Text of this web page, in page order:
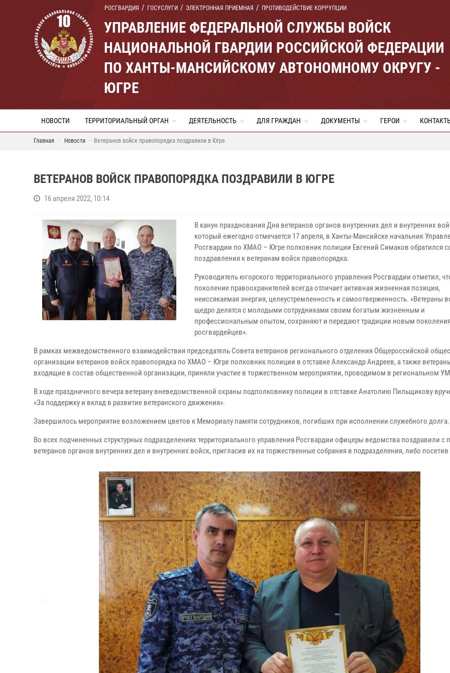
РОСГВАРДИЯ ГОСУСЛУГИ ЭЛЕКТРОННАЯ ПРИЕМНАЯ ПРОТИВОДЕЙСТВИЕ КОРРУПЦИИ
УПРАВЛЕНИЕ ФЕДЕРАЛЬНОЙ СЛУЖБЫ ВОЙСК
НАЦИОНАЛЬНОЙ ГВАРДИИ РОССИЙСКОЙ ФЕДЕРАЦИИ
ПО ХАНТЫ-МАНСИЙСКОМУ АВТОНОМНОМУ ОКРУГУ -
ЮГРЕ
НОВОСТИ ТЕРРИТОРИАЛЬНЫЙ ОРГАН ДЕЯТЕЛЬНОСТЬ ДЛЯ ГРАЖДАН ДОКУМЕНТЫ ГЕРОИ
Главная Новости Ветеранов войск правопорядка поздравили в Югре
ВЕТЕРАНОВ ВОЙСК ПРАВОПОРЯДКА ПОЗДРАВИЛИ В ЮГРЕ
16 апреля 2022, 10:14
В канун празднования Дня ветеранов органов внутренних дел и внутренних
который ежегодно отмечается 17 апреля, в Ханты-Мансийске начальник
Росгвардии по ХМАО – Югре полковник полиции Евгений Симаков обратился
поздравления к ветеранам войск правопорядка.
Руководитель югорского территориального управления Росгвардии отметил,
поколение правоохранителей всегда отличает активная жизненная позиция,
неиссякаемая энергия, целеустремленность и самоотверженность. «Ветераны
щедро делятся с молодыми сотрудниками своим богатым жизненным и
профессиональным опытом, сохраняют и передают традиции новым
росгвардейцев».
В рамках межведомственного взаимодействия председатель Совета ветеранов регионального отделения Общероссийской
организации ветеранов войск правопорядка по ХМАО – Югре полковник полиции в отставке Александр Андреев, а также
входящие в состав общественной организации, приняли участие в торжественном мероприятии, проводимом в региональном
В ходе праздничного вечера ветерану вневедомственной охраны подполковнику полиции в отставке Анатолию Пильщикову
«За поддержку и вклад в развитие ветеранского движения».
Завершилось мероприятие возложением цветов к Мемориалу памяти сотрудников, погибших при исполнении служебного долга.
Во всех подчиненных структурных подразделениях территориального управления Росгвардии офицеры ведомства поздравили с
ветеранов органов внутренних дел и внутренних войск, пригласив их на торжественные собрания в подразделения, либо